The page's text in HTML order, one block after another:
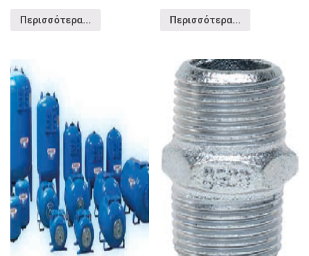
Περισσότερα... Περισσότερα...